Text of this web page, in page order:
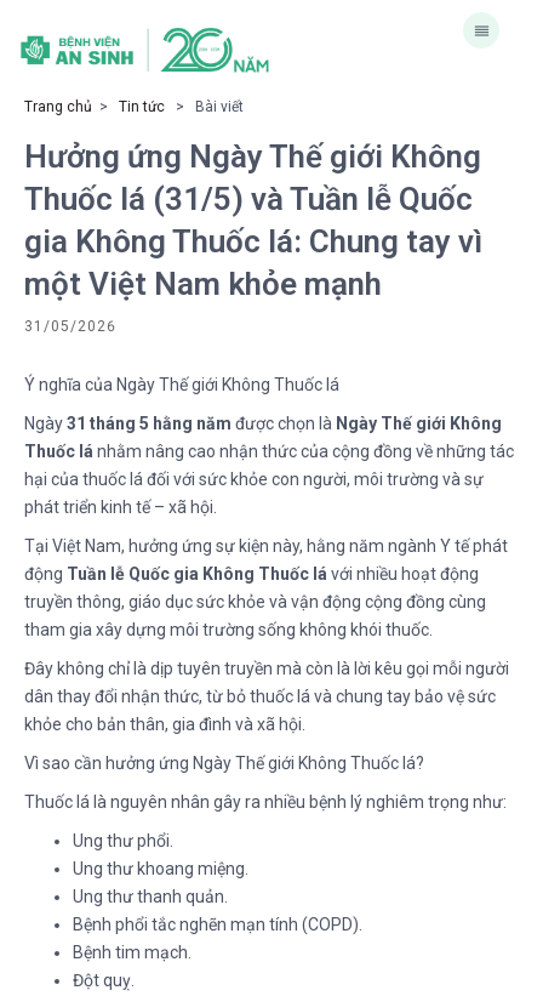
Trang chủ > Tin tức > Bài viết
Hưởng ứng Ngày Thế giới Không
Thuốc lá (31/5) và Tuần lễ Quốc
gia Không Thuốc lá: Chung tay vì
một Việt Nam khỏe mạnh
31/05/2026
Ý nghĩa của Ngày Thế giới Không Thuốc lá
Ngày31 tháng 5 hằng năm được chọn là Ngày Thế giới Không
Thuốc lá nhằm nâng cao nhận thức của cộng đồng về những tác
hại của thuốc lá đối với sức khỏe con người, môi trường và sự
phát triển kinh tế – xã hội.
Tại Việt Nam, hưởng ứng sự kiện này, hằng năm ngành Y tế phát
động Tuần lễ Quốc gia Không Thuốc lá với nhiều hoạt động
truyền thông, giáo dục sức khỏe và vận động cộng đồng cùng
tham gia xây dựng môi trường sống không khói thuốc.
Đây không chỉ là dịp tuyên truyền mà còn là lời kêu gọi mỗi người
dân thay đổi nhận thức, từ bỏ thuốc lá và chung tay bảo vệ sức
khỏe cho bản thân, gia đình và xã hội.
Vì sao cần hưởng ứng Ngày Thế giới Không Thuốc lá?
Thuốc lá là nguyên nhân gây ra nhiều bệnh lý nghiêm trọng như:
Ung thư phổi.
Ung thư khoang miệng.
Ung thư thanh quản.
Bệnh phổi tắc nghẽn mạn tính (COPD).
Bệnh tim mạch.
Đột quỵ.